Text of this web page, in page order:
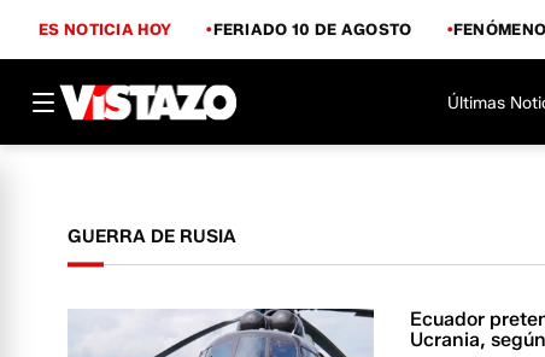
ES NOTICIA HOY FERIADO 10 DE AGOSTO
Últimas
GUERRA DE RUSIA
Ecuador
Ucrania,